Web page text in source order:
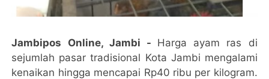
Jambipos Online, Jambi - Harga ayam ras di
sejumlah pasar tradisional Kota Jambi mengalami
kenaikan hingga mencapai Rp40 ribu per kilogram.